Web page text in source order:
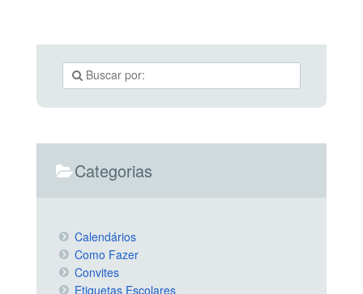
Categorias
Calendários
Como Fazer
Convites
Etiquetas Escolares